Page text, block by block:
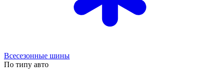
Всесезонные шины
По типу авто